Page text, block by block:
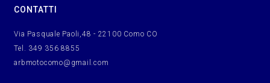
CONTATTI
Via Pasquale Paoli,48 - 22100 Como CO
Tel. 349 356 8855
arbmotocomo@gmail.com